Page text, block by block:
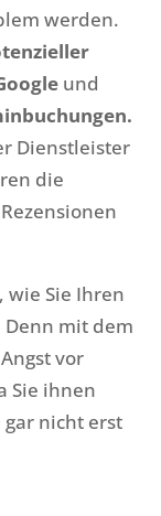
werden.
und
Dienstleister
die
wie Sie Ihren
mit dem
vor
Sie ihnen
nicht erst